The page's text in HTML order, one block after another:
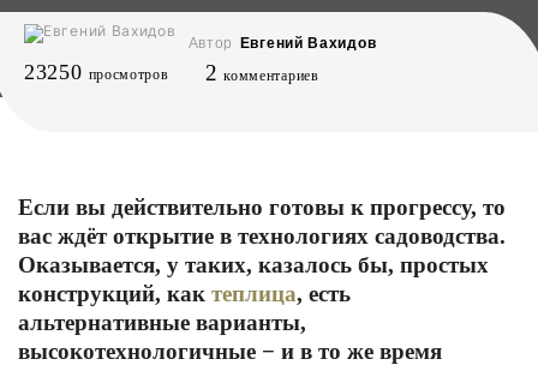
Автор Евгений Вахидов
23250 просмотров 2 комментариев
Если вы действительно готовы к прогрессу, то
вас ждёт открытие в технологиях садоводства.
Оказывается, у таких, казалось бы, простых
конструкций, как теплица, есть
альтернативные варианты,
высокотехнологичные − и в то же время